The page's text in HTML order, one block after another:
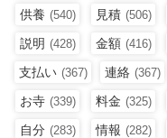
供養 (540) 見積 (506)
説明 (428) 金額 (416)
支払い (367) 連絡 (367)
お寺 (339) 料金 (325)
自分 (283) 情報 (282)